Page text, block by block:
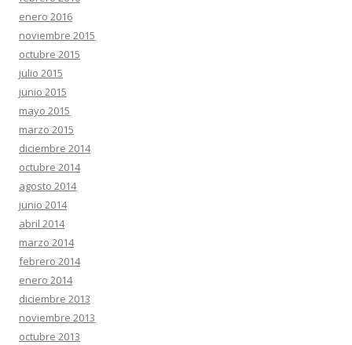
enero 2016
noviembre 2015
octubre 2015
julio 2015
junio 2015
mayo 2015
marzo 2015
diciembre 2014
octubre 2014
agosto 2014
junio 2014
abril 2014
marzo 2014
febrero 2014
enero 2014
diciembre 2013
noviembre 2013
octubre 2013